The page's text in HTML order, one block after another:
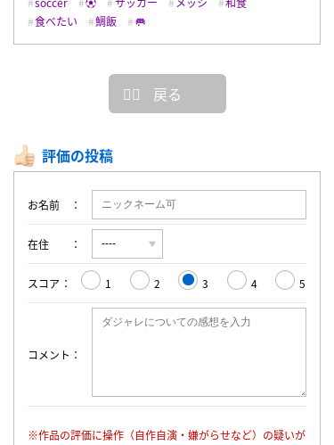
食べたい
鯛飯 🥅
戻る
評価の投稿
お名前
在住
スコア 1 2 3 4 5
コメント
※作品の評価に操作（自作自演・嫌がらせなど）の疑いが